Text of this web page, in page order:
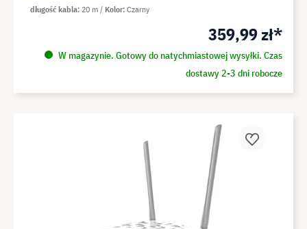
359,99 zł*
W magazynie. Gotowy do natychmiastowej wysyłki. Czas
dostawy 2-3 dni robocze
długość kabla 20 m Kolor Czarny